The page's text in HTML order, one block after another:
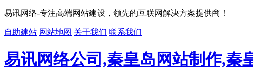
易讯网络-专注高端网站建设，领先的互联网解决方案提供商！
自助建站 网站地图 关于我们 联系我们
易讯网络公司,秦皇岛网站制作,秦